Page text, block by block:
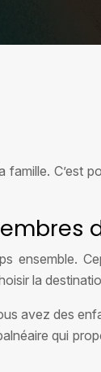
la
avez des
qui